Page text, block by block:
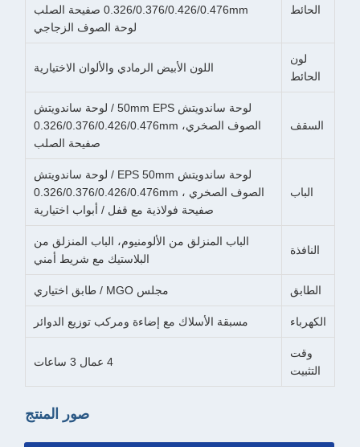
الحائط
0.326/0.376/0.426/0.476mm صفيحة الصلب
لوحة الصوف الزجاجي
لون
الحائط
اللون الأبيض الرمادي والألوان الاختيارية
السقف
لوحة ساندويتش 50mm EPS / لوحة ساندويتش
الصوف الصخري، 0.326/0.376/0.426/0.476mm
صفيحة الصلب
الباب
لوحة ساندويتش EPS 50mm / لوحة ساندويتش
الصوف الصخري ، 0.326/0.376/0.426/0.476mm
صفيحة فولاذية مع قفل / أبواب اختيارية
النافذة
الباب المنزلق من الألومنيوم، الباب المنزلق من
البلاستيك مع شريط أمني
الطابق مجلس MGO / طابق اختياري
الكهرباء مسبقة الأسلاك مع إضاءة ومركب توزيع الدوائر
وقت
التثبيت
صور المنتج